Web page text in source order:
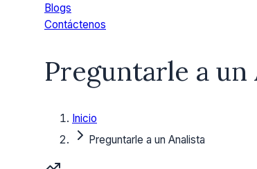
Blogs
Contáctenos
Preguntarle a un
Inicio
Preguntarle a un Analista